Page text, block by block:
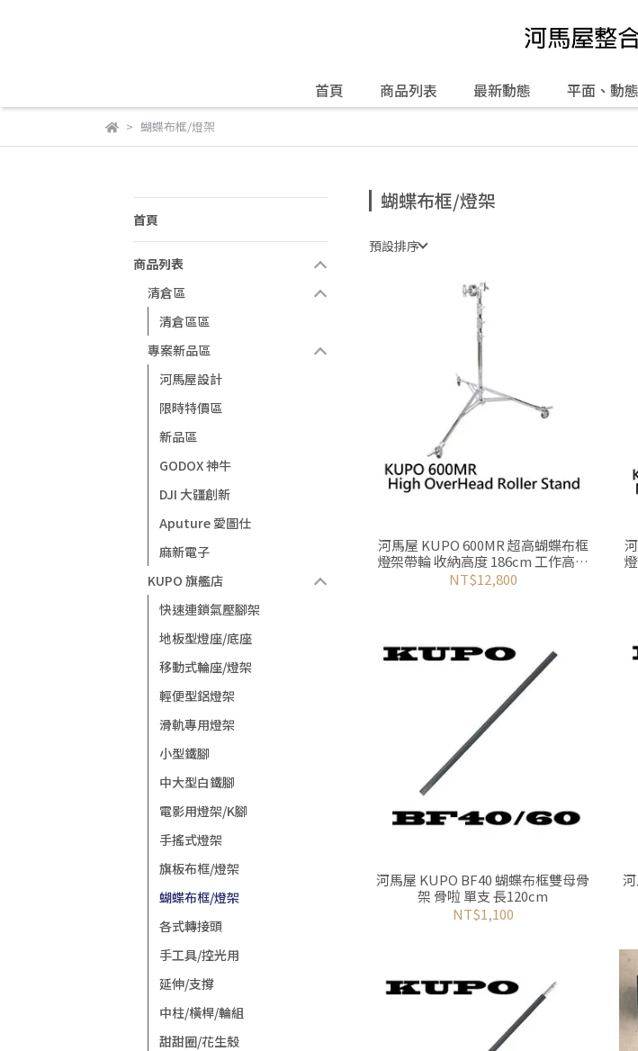
首頁 商品列表 最新動態 平面、動
蝴蝶布框/燈架
首頁
商品列表
清倉區
清倉區區
專案新品區
河馬屋設計
限時特價區
新品區
GODOX 神牛
DJI 大疆創新
Aputure 愛圖仕
麻新電子
KUPO 旗艦店
快速連鎖氣壓腳架
地板型燈座/底座
移動式輪座/燈架
輕便型鋁燈架
滑軌專用燈架
小型鐵腳
中大型白鐵腳
電影用燈架/K腳
手搖式燈架
旗板布框/燈架
蝴蝶布框/燈架
各式轉接頭
手工具/控光用
延伸/支撐
中柱/橫桿/輪組
甜甜圈/花生殼
蝴蝶布框/燈架
預設排序
河馬屋 KUPO 600MR 超高蝴蝶布框
燈架帶輪 收納高度 186cm 工作高度
209~594cm
NT$12,800
河馬屋 KUPO BF40 蝴蝶布框雙母骨
架 骨啦 單支 長120cm
NT$1,100